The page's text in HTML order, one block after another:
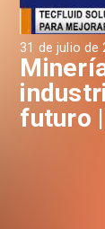
31 de julio de
futuro